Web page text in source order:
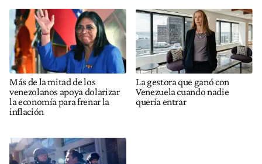
Más de la mitad de los
venezolanos apoya dolarizar
la economía para frenar la
inflación
La gestora que ganó con
Venezuela cuando nadie
quería entrar